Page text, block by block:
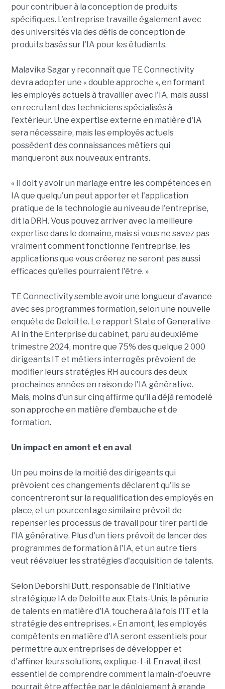
pour contribuer à la conception de produits
spécifiques. L'entreprise travaille également avec
des universités via des défis de conception de
produits basés sur l'IA pour les étudiants.
Malavika Sagar y reconnaît que TE Connectivity
devra adopter une « double approche », en formant
les employés actuels à travailler avec l'IA, mais aussi
en recrutant des techniciens spécialisés à
l'extérieur. Une expertise externe en matière d'IA
sera nécessaire, mais les employés actuels
possèdent des connaissances métiers qui
manqueront aux nouveaux entrants.
« Il doit y avoir un mariage entre les compétences en
IA que quelqu'un peut apporter et l'application
pratique de la technologie au niveau de l'entreprise,
dit la DRH. Vous pouvez arriver avec la meilleure
expertise dans le domaine, mais si vous ne savez pas
vraiment comment fonctionne l'entreprise, les
applications que vous créerez ne seront pas aussi
efficaces qu'elles pourraient l'être. »
TE Connectivity semble avoir une longueur d'avance
avec ses programmes formation, selon une nouvelle
enquête de Deloitte. Le rapport State of Generative
AI in the Enterprise du cabinet, paru au deuxième
trimestre 2024, montre que 75% des quelque 2 000
dirigeants IT et métiers interrogés prévoient de
modifier leurs stratégies RH au cours des deux
prochaines années en raison de l'IA générative.
Mais, moins d'un sur cinq affirme qu'il a déjà remodelé
son approche en matière d'embauche et de
formation.
Un impact en amont et en aval
Un peu moins de la moitié des dirigeants qui
prévoient ces changements déclarent qu'ils se
concentreront sur la requalification des employés en
place, et un pourcentage similaire prévoit de
repenser les processus de travail pour tirer parti de
l'IA générative. Plus d'un tiers prévoit de lancer des
programmes de formation à l'IA, et un autre tiers
veut réévaluer les stratégies d'acquisition de talents.
Selon Deborshi Dutt, responsable de l'initiative
stratégique IA de Deloitte aux Etats-Unis, la pénurie
de talents en matière d'IA touchera à la fois l'IT et la
stratégie des entreprises. « En amont, les employés
compétents en matière d'IA seront essentiels pour
permettre aux entreprises de développer et
d'affiner leurs solutions, explique-t-il. En aval, il est
essentiel de comprendre comment la main-d'oeuvre
pourrait être affectée par le déploiement à grande